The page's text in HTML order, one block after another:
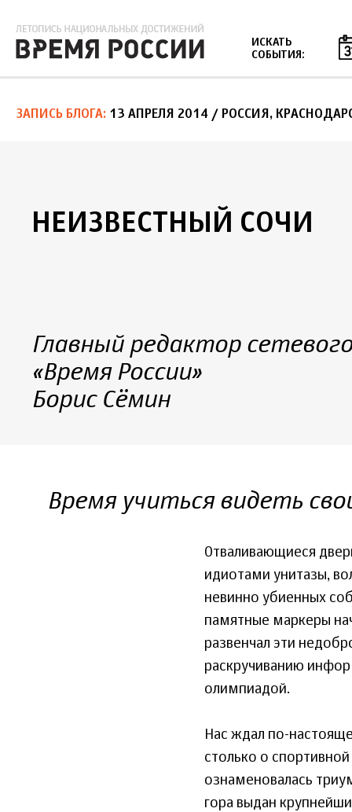
ИСКАТЬ
СОБЫТИЯ:
ЗАПИСЬ БЛОГА 13 АПРЕЛЯ 2014 / РОССИЯ,
НЕИЗВЕСТНЫЙ СОЧИ
Главный редактор
«Время России»
Борис Сёмин
Время учиться видеть
Отваливающиеся
идиотами унитазы,
невинно убиенных
памятные маркеры
развенчал эти
раскручиванию
олимпиадой.
Нас ждал по-
столько о
ознаменовалась
гора выдан